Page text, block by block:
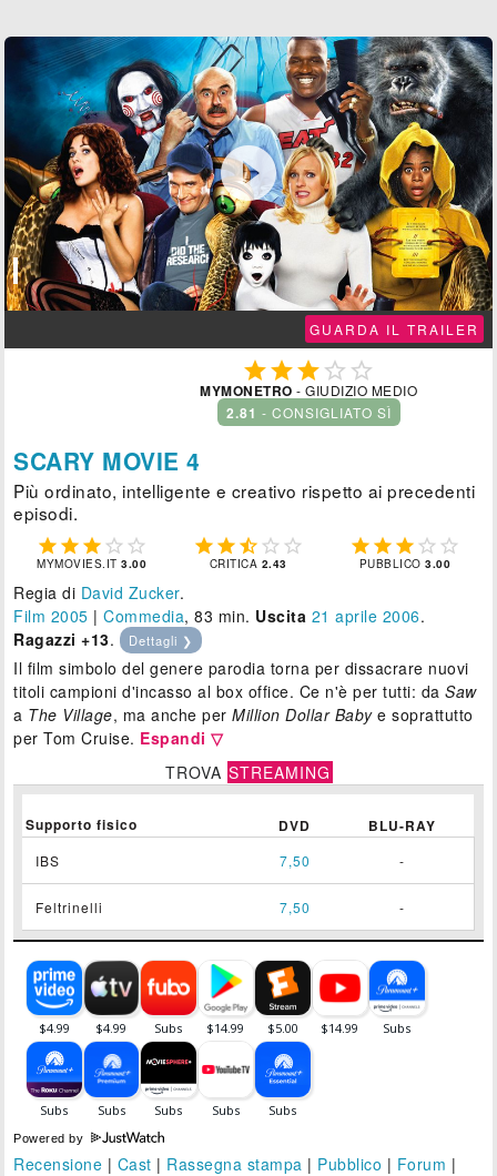

GUARDA IL TRAILER
  
MYMONETRO - GIUDIZIO MEDIO
2.81 - CONSIGLIATO SÌ
SCARY MOVIE 4
Più ordinato, intelligente e creativo rispetto ai precedenti
episodi.
    
MYMOVIES.IT3.00
    
CRITICA 2.43
    
PUBBLICO3.00
Regia di David Zucker.
Film 2005 |Commedia, 83 min. Uscita 21 aprile 2006.
Ragazzi +13. Dettagli ❯
Il film simbolo del genere parodia torna per dissacrare nuovi
titoli campioni d'incasso al box office. Ce n'è per tutti: daSaw
a The Village, ma anche perMillion Dollar Babye soprattutto
per Tom Cruise. Espandi ▽
TROVA STREAMING
Supporto fisico DVD BLU-RAY
IBS 7,50 -
Feltrinelli 7,50 -
Powered by
Recensione | Cast | Rassegna stampa | Pubblico | Forum |